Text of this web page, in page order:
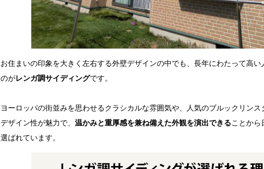
お住まいの印象を大きく左右する外壁デザインの中でも、長年にわたって高い
のがレンガ調サイディングです。
ヨーロッパの街並みを思わせるクラシカルな雰囲気や、人気のブルックリンス
デザイン性が魅力で、 温かみと重厚感を兼ね備えた外観を演出できることから
選ばれています。